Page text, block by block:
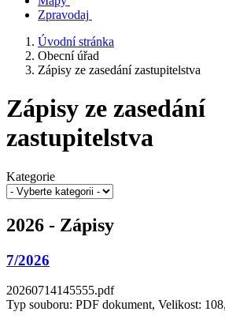
Zpravodaj
Úvodní stránka
Obecní úřad
Zápisy ze zasedání zastupitelstva
Zápisy ze zasedání
zastupitelstva
Kategorie
2026 - Zápisy
7/2026
20260714145555.pdf
Typ souboru: PDF dokument, Velikost: